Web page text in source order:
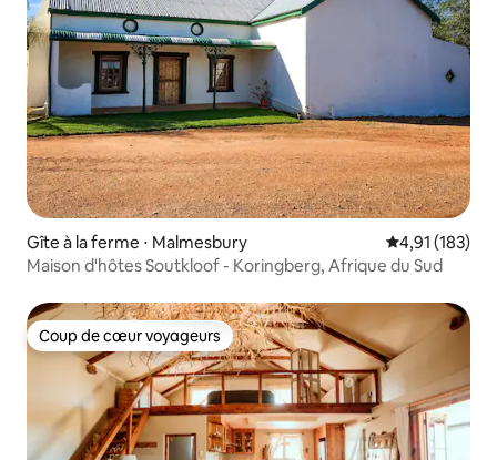
Gîte à la ferme ⋅ Malmesbury Évaluation
4,91 (183)
Maison d'hôtes Soutkloof - Koringberg, Afrique du Sud
Coup de cœur voyageurs
Coup de cœur voyageurs